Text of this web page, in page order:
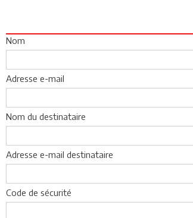
Nom
Adresse e-mail
Nom du destinataire
Adresse e-mail destinataire
Code de sécurité